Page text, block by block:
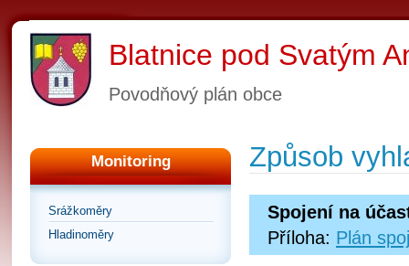
Blatnice pod Svatým
Povodňový plán obce
Monitoring
Srážkoměry
Hladinoměry
Způsob
Spojení na
Příloha: Plán